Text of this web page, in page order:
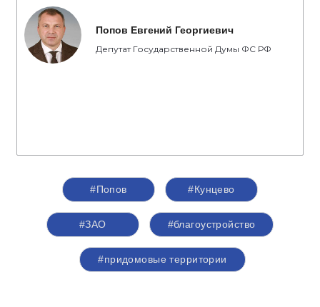
Попов Евгений Георгиевич
Депутат Государственной Думы ФС РФ
#Попов #Кунцево
#ЗАО #благоустройство
#придомовые территории